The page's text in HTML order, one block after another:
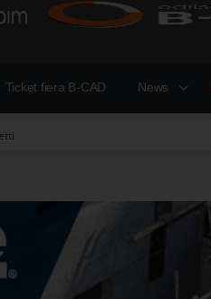
Ticket fiera B-CAD News